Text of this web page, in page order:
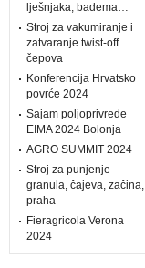
lješnjaka, badema…
Stroj za vakumiranje i
zatvaranje twist-off
čepova
Konferencija Hrvatsko
povrće 2024
Sajam poljoprivrede
EIMA 2024 Bolonja
AGRO SUMMIT 2024
Stroj za punjenje
granula, čajeva, začina,
praha
Fieragricola Verona
2024